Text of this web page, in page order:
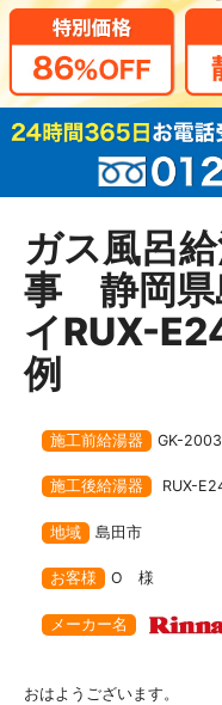
ガス風呂
事 静岡
イRUX-
例
施工前給湯器 GK-
施工後給湯器 RUX-
地域 島田市
お客様 O 様
メーカー名
おはようございます。